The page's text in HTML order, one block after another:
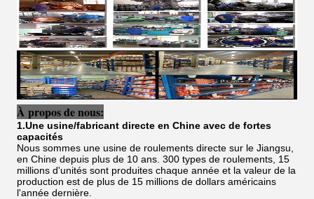
À propos de nous:
1.Une usine/fabricant directe en Chine avec de fortes
capacités
Nous sommes une usine de roulements directe sur le Jiangsu,
en Chine depuis plus de 10 ans. 300 types de roulements, 15
millions d'unités sont produites chaque année et la valeur de la
production est de plus de 15 millions de dollars américains
l'année dernière.